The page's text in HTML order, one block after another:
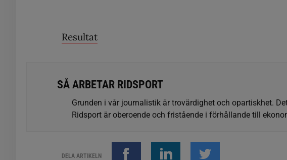
Resultat
SÅ ARBETAR RIDSPORT
Grunden i vår journalistik är trovärdighet och opartiskhet.
Ridsport är oberoende och fristående i förhållande till
DELA ARTIKELN